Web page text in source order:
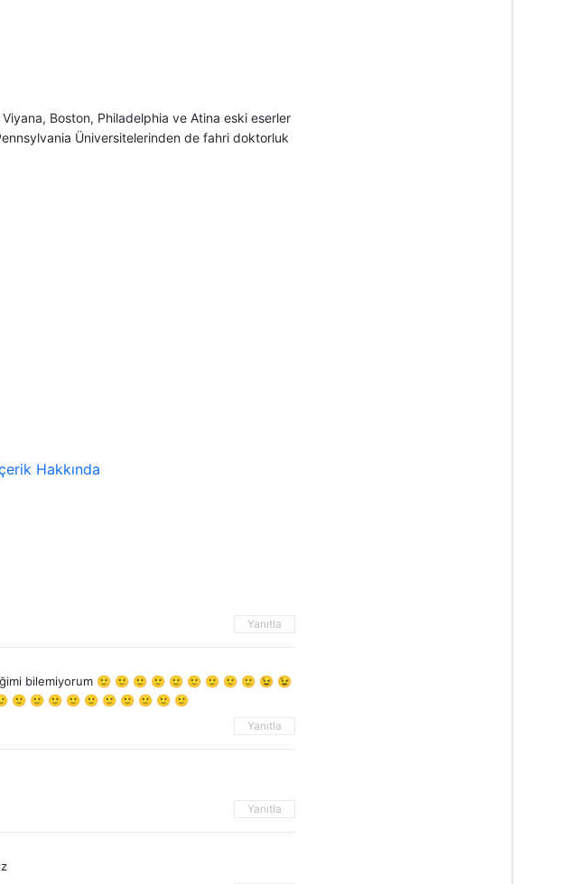
Viyana, Boston, Philadelphia ve Atina eski eserler
Üniversitelerinden de fahri doktorluk
Hakkında
Yanıtla
bilemiyorum 🙂 🙂 🙂 🙂 🙂 🙂 🙂 🙂 🙂 😉 😉
🙂 🙂 🙂 🙂 🙂 🙂 🙂 🙂 🙂 🙂
Yanıtla
Yanıtla